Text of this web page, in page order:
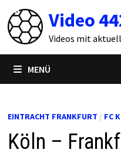
Zum
Inhalt
springen
Video
Videos mit
MENÜ
EINTRACHT FRANKFURT / FC
Köln –